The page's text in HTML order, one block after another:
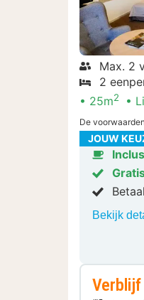
Max. 2
2
25m2
De voorwaarden
JOUW
Bekijk
Verblijf